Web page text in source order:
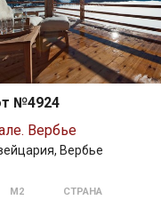
№4924
Вербье
Вербье
М2 СТРАНА